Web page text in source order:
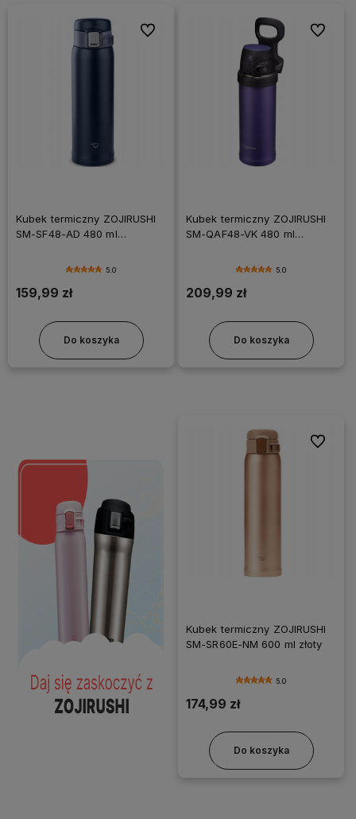
Kubek termiczny ZOJIRUSHI
SM-SF48-AD 480 ml
5.0
159,99 zł
Do koszyka
Do ulubionych
Kubek termiczny ZOJIRUSHI
SM-QAF48-VK 480 ml
5.0
209,99 zł
Do koszyka
Do
Kubek termiczny ZOJIRUSHI
SM-SR60E-NM 600 ml złoty
5.0
174,99 zł
Do koszyka
Do